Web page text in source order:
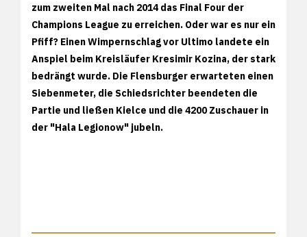
zum zweiten Mal nach 2014 das Final Four der
Champions League zu erreichen. Oder war es nur ein
Pfiff? Einen Wimpernschlag vor Ultimo landete ein
Anspiel beim Kreisläufer Kresimir Kozina, der stark
bedrängt wurde. Die Flensburger erwarteten einen
Siebenmeter, die Schiedsrichter beendeten die
Partie und ließen Kielce und die 4200 Zuschauer in
der "Hala Legionow" jubeln.